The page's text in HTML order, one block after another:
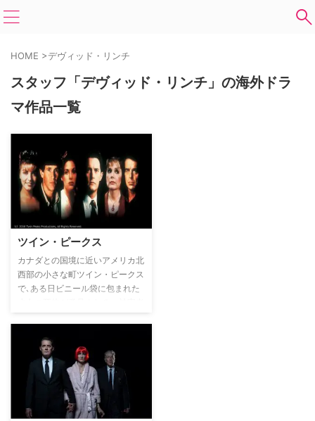
HOME >デヴィッド・リンチ
スタッフ「デヴィッド・リンチ」の海外ドラ
マ作品一覧
ツイン・ピークス
カナダとの国境に近いアメリカ北
西部の小さな町ツイン・ピークス
で､ある日ビニール袋に包まれた
は地元の高校に通う17歳のロー
死の12時間前に少なくとも3人の
男と性交渉があり､ドラッグの常
習者であった。事実が判明する。
町でも評判の優等生だった彼女の
身に何が起きたのか？事件解決の
為に派遣されたFBI特別捜査官ク